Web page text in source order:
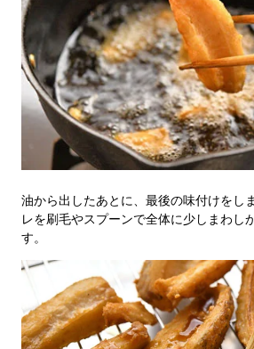
油から出したあとに、最後の味付けをし
レを刷毛やスプーンで全体に少しまわし
す。